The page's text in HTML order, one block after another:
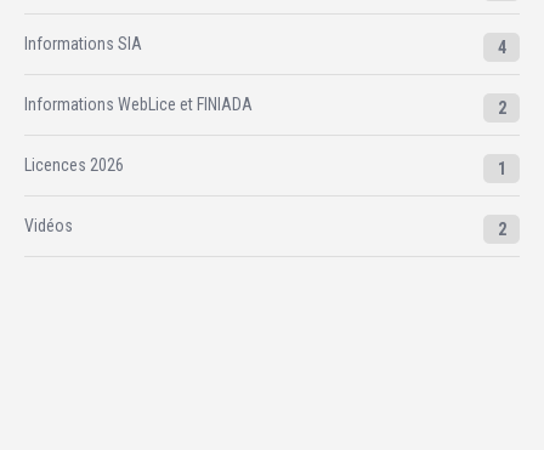
Informations SIA 4
Informations WebLice et FINIADA 2
Licences 2026 1
Vidéos 2